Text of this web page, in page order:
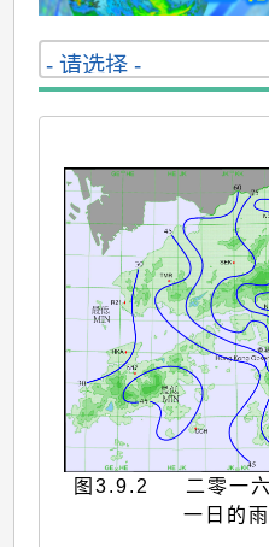
图3.9.2 二零一六
一日的